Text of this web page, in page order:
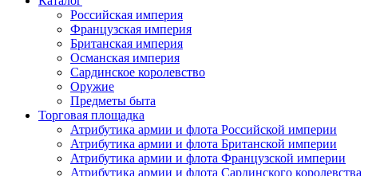
Российская империя
Французская империя
Британская империя
Османская империя
Сардинское королевство
Оружие
Предметы быта
Торговая площадка
Атрибутика армии и флота Российской империи
Атрибутика армии и флота Британской империи
Атрибутика армии и флота Французской империи
Атрибутика армии и флота Сардинского королевства